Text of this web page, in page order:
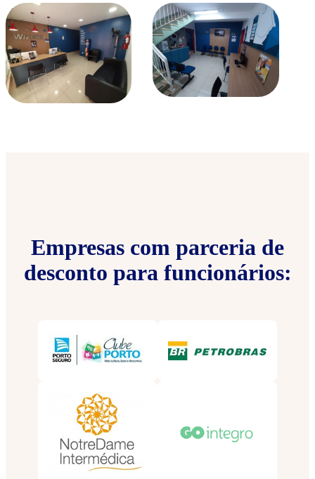
Empresas com parceria de
desconto para funcionários: